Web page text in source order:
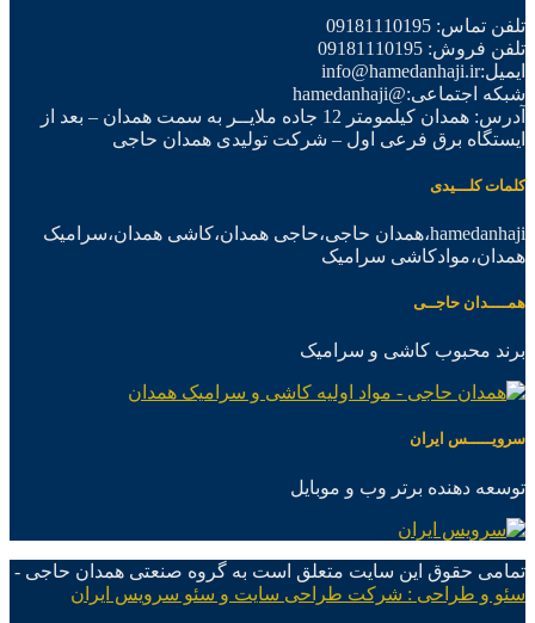
تلفن تماس: 09181110195
تلفن فروش: 09181110195
ایمیل:info@hamedanhaji.ir
شبکه اجتماعی:@hamedanhaji
آدرس: همدان کیلمومتر 12 جاده ملایــر به سمت همدان – بعد از
ایستگاه برق فرعی اول – شرکت تولیدی همدان حاجی
کلمات کلـــیدی
hamedanhaji،همدان حاجی،حاجی همدان،کاشی همدان،سرامیک
همدان،موادکاشی سرامیک
همــــدان حاجــی
برند محبوب کاشی و سرامیک
سرویـــــس ایران
توسعه دهنده برتر وب و موبایل
تمامی حقوق این سایت متعلق است به گروه صنعتی همدان حاجی -
سئو و طراحی : شرکت طراحی سایت و سئو سرویس ایران